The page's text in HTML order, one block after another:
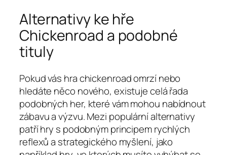
Alternativy ke hře
Chickenroad a podobné
tituly
Pokud vás hra chickenroad omrzí nebo
hledáte něco nového, existuje celá řada
podobných her, které vám mohou nabídnout
zábavu a výzvu. Mezi populární alternativy
patří hry s podobným principem rychlých
reflexů a strategického myšlení, jako